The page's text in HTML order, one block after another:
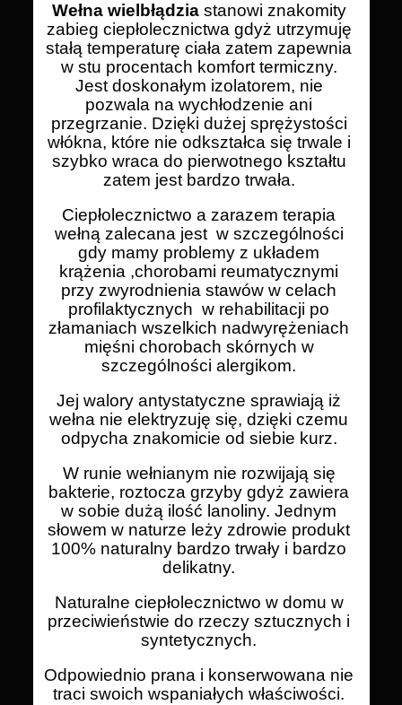
Wełna wielbłądziastanowi znakomity
zabieg ciepłolecznictwa gdyż utrzymuję
stałą temperaturę ciała zatem zapewnia
w stu procentach komfort termiczny.
Jest doskonałym izolatorem, nie
pozwala na wychłodzenie ani
przegrzanie. Dzięki dużej sprężystości
włókna, które nie odkształca się trwale i
szybko wraca do pierwotnego kształtu
zatem jest bardzo trwała.
Ciepłolecznictwo a zarazem terapia
wełną zalecana jest w szczególności
gdy mamy problemy z układem
krążenia ,chorobami reumatycznymi
przy zwyrodnienia stawów w celach
profilaktycznych w rehabilitacji po
złamaniach wszelkich nadwyrężeniach
mięśni chorobach skórnych w
szczególności alergikom.
Jej walory antystatyczne sprawiają iż
wełna nie elektryzuję się, dzięki czemu
odpycha znakomicie od siebie kurz.
W runie wełnianym nie rozwijają się
bakterie, roztocza grzyby gdyż zawiera
w sobie dużą ilość lanoliny. Jednym
słowem w naturze leży zdrowie produkt
100% naturalny bardzo trwały i bardzo
delikatny.
Naturalne ciepłolecznictwo w domu w
przeciwieństwie do rzeczy sztucznych i
syntetycznych.
Odpowiednio prana i konserwowana nie
traci swoich wspaniałych właściwości.